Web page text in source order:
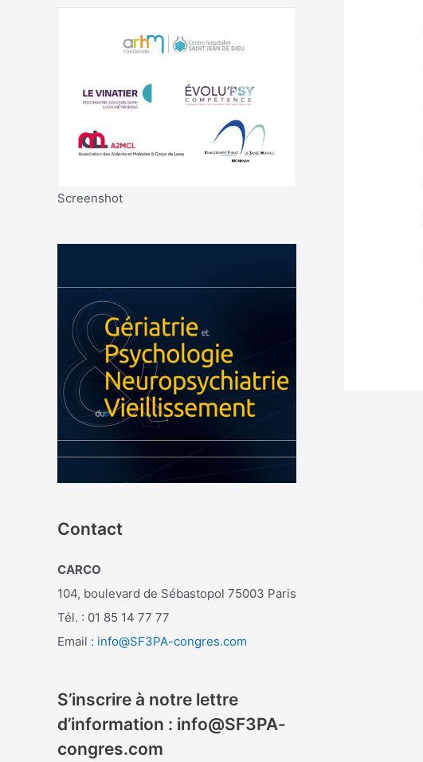
Screenshot
Contact
CARCO
104, boulevard de Sébastopol 75003 Paris
Tél. : 01 85 14 77 77
Email : info@SF3PA-congres.com
S’inscrire à notre lettre
d’information : info@SF3PA-
congres.com